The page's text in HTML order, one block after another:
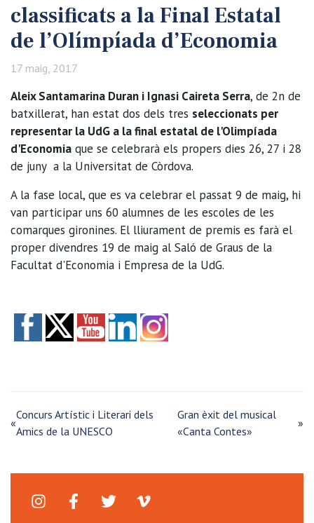
classificats a la Final Estatal
de l’Olímpíada d’Economia
17 maig, 2017
Aleix Santamarina Duran i Ignasi Caireta Serra, de 2n de
batxillerat, han estat dos dels tres seleccionats per
representar la UdG a la final estatal de l'Olimpíada
d'Economia que se celebrarà els propers dies 26, 27 i 28
de juny a la Universitat de Còrdova.
A la fase local, que es va celebrar el passat 9 de maig, hi
van participar uns 60 alumnes de les escoles de les
comarques gironines. El lliurament de premis es farà el
proper divendres 19 de maig al Saló de Graus de la
Facultat d'Economia i Empresa de la UdG.
«
Concurs Artístic i Literari dels
Amics de la UNESCO
Gran èxit del musical
«Canta Contes»
»